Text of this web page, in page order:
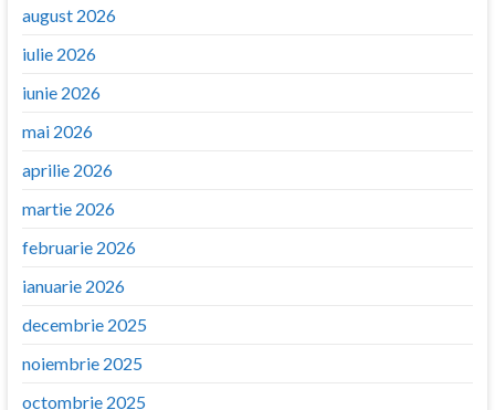
august 2026
iulie 2026
iunie 2026
mai 2026
aprilie 2026
martie 2026
februarie 2026
ianuarie 2026
decembrie 2025
noiembrie 2025
octombrie 2025